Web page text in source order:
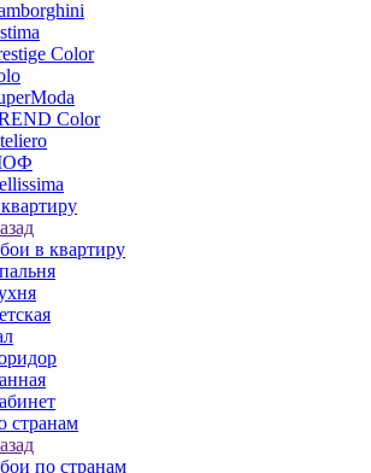
Color
Color
в квартиру
странам
по странам